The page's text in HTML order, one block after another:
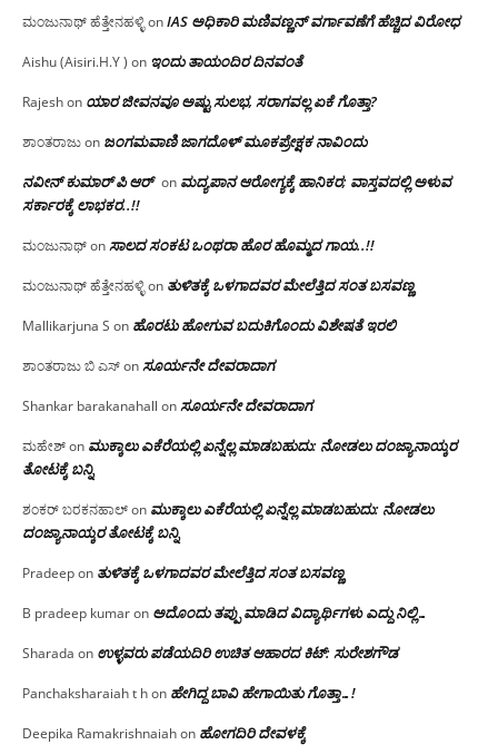
ಮಂಜುನಾಥ್ ಹೆತ್ತೇನಹಳ್ಳಿonIAS ಅಧಿಕಾರಿ ಮಣಿವಣ್ಣನ್ ವರ್ಗಾವಣೆಗೆ ಹೆಚ್ಚಿದ‌ ವಿರೋಧ
Aishu (Aisiri.H.Y ) on ಇಂದು ತಾಯಂದಿರ ದಿನವಂತೆ
Rajeshon ಯಾರ ಜೀವನವೂ ಅಷ್ಟು ಸುಲಭ, ಸರಾಗವಲ್ಲ ಏಕೆ ಗೊತ್ತಾ?
ಶಾಂತರಾಜುon ಜಂಗಮವಾಣಿ ಜಾಗದೊಳ್ ಮೂಕಪ್ರೇಕ್ಷಕ ನಾವಿಂದು
ನವೀನ್ ಕುಮಾರ್ ಪಿ ಆರ್ on ಮದ್ಯಪಾನ ಆರೋಗ್ಯಕ್ಕೆ ಹಾನಿಕರ; ವಾಸ್ತವದಲ್ಲಿ ಅಳುವ
ಸರ್ಕಾರಕ್ಕೆ ಲಾಭಕರ..!!
ಮಂಜುನಾಥ್onಸಾಲದ ಸಂಕಟ ಒಂಥರಾ ಹೊರ ಹೊಮ್ಮದ ಗಾಯ..!!
ಮಂಜುನಾಥ್ ಹೆತ್ತೇನಹಳ್ಳಿon ತುಳಿತಕ್ಕೆ ಒಳಗಾದವರ ಮೇಲೆತ್ತಿದ ಸಂತ ಬಸವಣ್ಣ
Mallikarjuna S on ಹೊರಟು ಹೋಗುವ ಬದುಕಿಗೊಂದು ವಿಶೇಷತೆ ಇರಲಿ
ಶಾಂತರಾಜು ಬಿ ಎಸ್onಸೂರ್ಯನೇ ದೇವರಾದಾಗ
Shankar barakanahall onಸೂರ್ಯನೇ ದೇವರಾದಾಗ
ಮಹೇಶ್on ಮುಕ್ಕಾಲು ಎಕೆರೆಯಲ್ಲಿ ಏನ್ನೆಲ್ಲ‌ ಮಾಡಬಹುದು: ನೋಡಲು ದಂಜ್ಯಾನಾಯ್ಕರ
ತೋಟಕ್ಕೆ ಬನ್ನಿ
ಶಂಕರ್ ಬರಕನಹಾಲ್on ಮುಕ್ಕಾಲು ಎಕೆರೆಯಲ್ಲಿ ಏನ್ನೆಲ್ಲ‌ ಮಾಡಬಹುದು: ನೋಡಲು
ದಂಜ್ಯಾನಾಯ್ಕರ ತೋಟಕ್ಕೆ ಬನ್ನಿ
Pradeepon ತುಳಿತಕ್ಕೆ ಒಳಗಾದವರ ಮೇಲೆತ್ತಿದ ಸಂತ ಬಸವಣ್ಣ
B pradeep kumaron ಅದೊಂದು ತಪ್ಪು ಮಾಡಿದ ವಿದ್ಯಾರ್ಥಿಗಳು ಎದ್ದು ನಿಲ್ಲಿ…
Sharada on ಉಳ್ಳವರು ಪಡೆಯದಿರಿ ಉಚಿತ ಆಹಾರದ ಕಿಟ್: ಸುರೇಶಗೌಡ
Panchaksharaiah t hon ಹೇಗಿದ್ದ ಬಾವಿ ಹೇಗಾಯಿತು ಗೊತ್ತಾ…!
Deepika Ramakrishnaiahon ಹೋಗದಿರಿ ದೇವಳಕ್ಕೆ